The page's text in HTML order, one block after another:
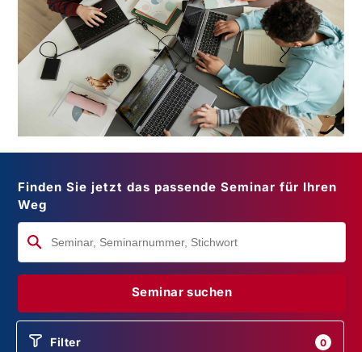
Finden Sie jetzt das passende Seminar für Ihren
Weg
Seminar suchen
Filter 0